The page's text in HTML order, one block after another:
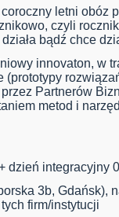
letni obóz
czyli
bądź chce
innovaton, w
Partnerów
metod i
dzień integracyjny
3b, Gdańsk),
firm/instytucji